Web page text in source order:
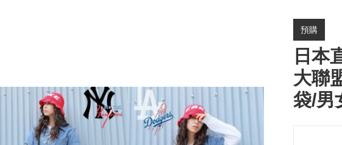
預購
日本
大聯
袋/男